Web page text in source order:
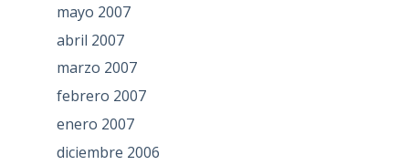
mayo 2007
abril 2007
marzo 2007
febrero 2007
enero 2007
diciembre 2006